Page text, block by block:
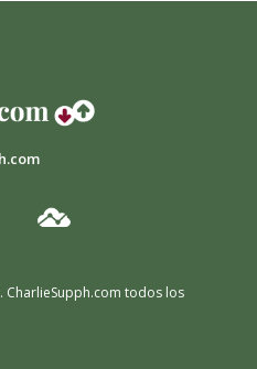
CharlieSupph.com todos los